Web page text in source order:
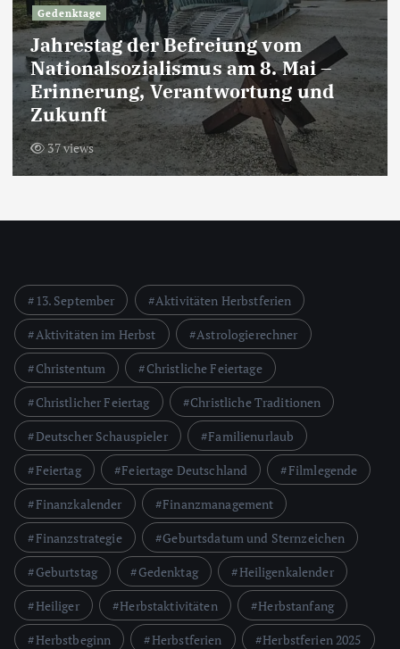
Gedenktage
Jahrestag der Befreiung vom
Nationalsozialismus am 8. Mai –
Erinnerung, Verantwortung und
Zukunft
37 views
13. September
Aktivitäten Herbstferien
Aktivitäten im Herbst
Astrologierechner
Christentum
Christliche Feiertage
Christlicher Feiertag
Christliche Traditionen
Deutscher Schauspieler
Familienurlaub
Feiertag
Feiertage Deutschland
Filmlegende
Finanzkalender
Finanzmanagement
Finanzstrategie
Geburtsdatum und Sternzeichen
Geburtstag
Gedenktag
Heiligenkalender
Heiliger
Herbstaktivitäten
Herbstanfang
Herbstbeginn
Herbstferien
Herbstferien 2025